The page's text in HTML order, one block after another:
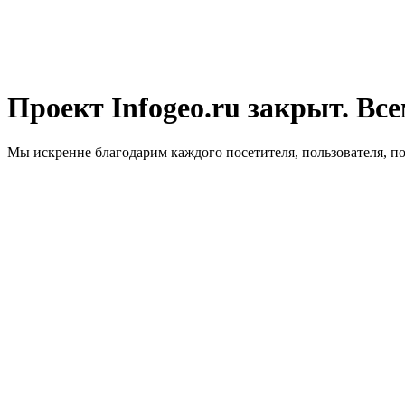
Проект Infogeo.ru закрыт.
Мы искренне благодарим каждого посетителя, пользователя,